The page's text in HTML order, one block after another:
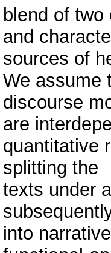
blend of two
and
sources of
We assume
discourse
are
quantitative
splitting the
texts under
into